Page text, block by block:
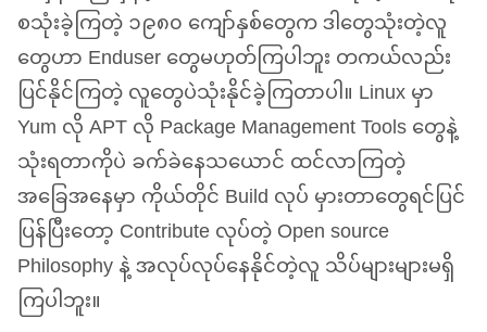
စသုံးခဲ့ကြတဲ့ ၁၉၈၀ ကျော်နှစ်တွေက ဒါတွေသုံးတဲ့လူ
တွေဟာ Enduser တွေမဟုတ်ကြပါဘူး တကယ်လည်း
ပြင်နိုင်ကြတဲ့ လူတွေပဲသုံးနိုင်ခဲ့ကြတာပါ။ Linux မှာ
Yum လိုAPTလို Package Management Tools တွေနဲ့
သုံးရတာကိုပဲ ခက်ခဲနေသယောင် ထင်လာကြတဲ့
အခြေအနေမှာ ကိုယ်တိုင် Build လုပ် မှားတာတွေရင်ပြင်
ပြန်ပြီးတော့ Contribute လုပ်တဲ့ Open source
Philosophy နဲ့ အလုပ်လုပ်နေနိုင်တဲ့လူ သိပ်များများမရှိ
ကြပါဘူး။